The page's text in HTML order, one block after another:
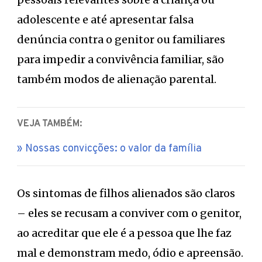
adolescente e até apresentar falsa
denúncia contra o genitor ou familiares
para impedir a convivência familiar, são
também modos de alienação parental.
VEJA TAMBÉM:
Nossas convicções: o valor da família
Os sintomas de filhos alienados são claros
– eles se recusam a conviver com o genitor,
ao acreditar que ele é a pessoa que lhe faz
mal e demonstram medo, ódio e apreensão.